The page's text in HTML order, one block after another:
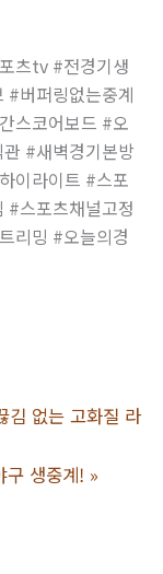
츠tv #전경기생
#버퍼링없는중계
스코어보드 #오
#새벽경기본방
이라이트 #스포
#스포츠채널고정
리밍 #오늘의경
김 없는 고화질 라
구 생중계! »